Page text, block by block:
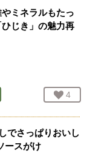
ミネラルもたっ
じき」の魅力再
お気
4
でさっぱりおいし
ースがけ